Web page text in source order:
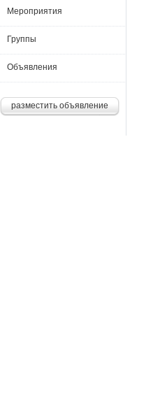
Мероприятия
Группы
Объявления
разместить объявление